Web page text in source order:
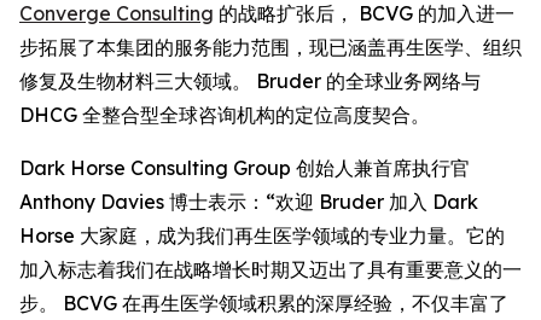
Converge Consulting 的战略扩张后， BCVG 的加入进一
步拓展了本集团的服务能力范围，现已涵盖再生医学、组织
修复及生物材料三大领域。 Bruder 的全球业务网络与
DHCG 全整合型全球咨询机构的定位高度契合。
Dark Horse Consulting Group 创始人兼首席执行官
Anthony Davies 博士表示：“欢迎 Bruder 加入 Dark
Horse 大家庭，成为我们再生医学领域的专业力量。它的
加入标志着我们在战略增长时期又迈出了具有重要意义的一
步。 BCVG 在再生医学领域积累的深厚经验，不仅丰富了